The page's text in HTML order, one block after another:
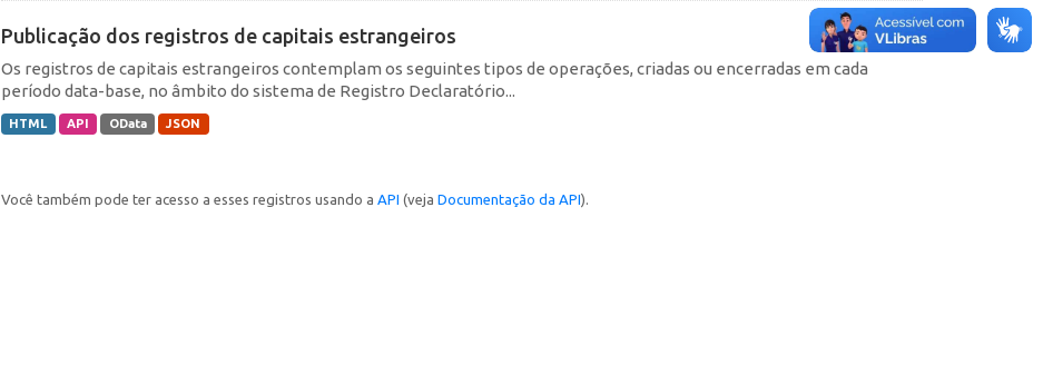
Publicação dos registros de capitais estrangeiros
Os registros de capitais estrangeiros contemplam os seguintes tipos de operações, criadas ou encerradas em cada
período data-base, no âmbito do sistema de Registro Declaratório...
HTML API OData JSON
Você também pode ter acesso a esses registros usando a API (veja Documentação da API).